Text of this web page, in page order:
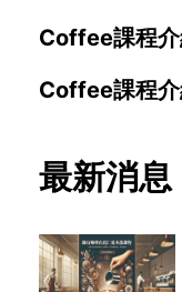
Coffee課程介
Coffee課程介
最新消息